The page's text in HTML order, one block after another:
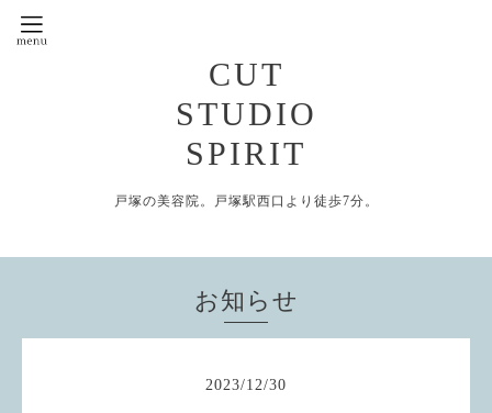
CUT
STUDIO
SPIRIT
戸塚の美容院。戸塚駅西口より徒歩7分。
お知らせ
2023/12/30